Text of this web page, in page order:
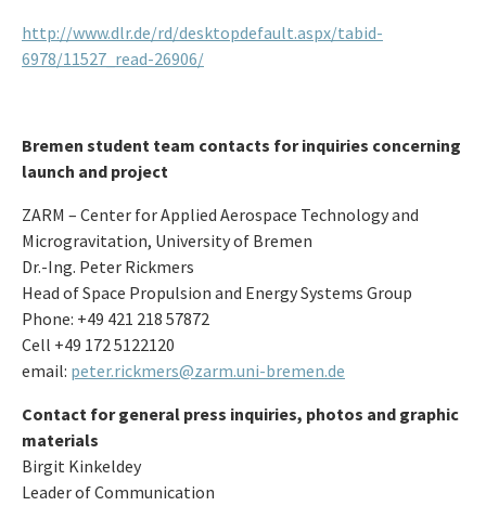
http://www.dlr.de/rd/desktopdefault.aspx/tabid-
6978/11527_read-26906/
Bremen student team contacts for inquiries concerning
launch and project
ZARM – Center for Applied Aerospace Technology and
Microgravitation, University of Bremen
Dr.-Ing. Peter Rickmers
Head of Space Propulsion and Energy Systems Group
Phone: +49 421 218 57872
Cell +49 172 5122120
email: peter.rickmers@zarm.uni-bremen.de
Contact for general press inquiries, photos and graphic
materials
Birgit Kinkeldey
Leader of Communication